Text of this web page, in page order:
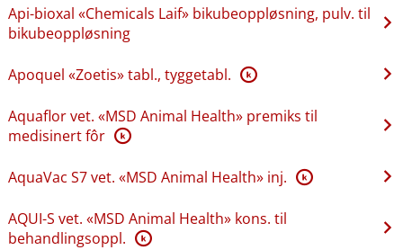
Api-bioxal «Chemicals Laif» bikubeoppløsning, pulv. til
bikubeoppløsning
Apoquel «Zoetis» tabl., tyggetabl. K
Aquaflor vet. «MSD Animal Health» premiks til
medisinert fôr K
AquaVac S7 vet. «MSD Animal Health» inj. K
AQUI-S vet. «MSD Animal Health» kons. til
behandlingsoppl. K